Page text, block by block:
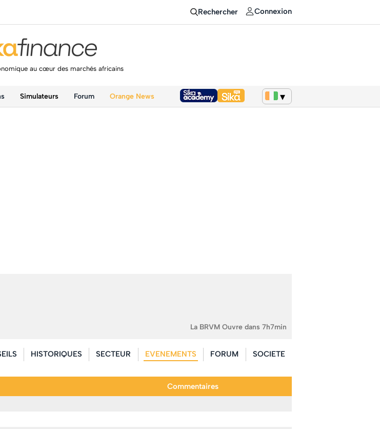
Rechercher Connexion
au cœur des marchés africains
Simulateurs Forum Orange News
La BRVM Ouvre dans 7h7min
HISTORIQUES SECTEUR EVENEMENTS FORUM SOCIETE
Commentaires